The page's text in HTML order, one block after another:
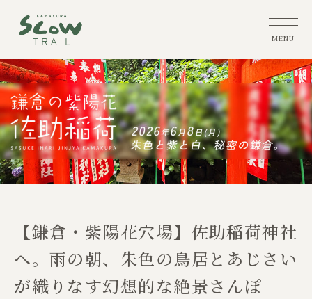
【鎌倉・紫陽花穴場】佐助稲荷神社
へ。雨の朝、朱色の鳥居とあじさい
が織りなす幻想的な絶景さんぽ